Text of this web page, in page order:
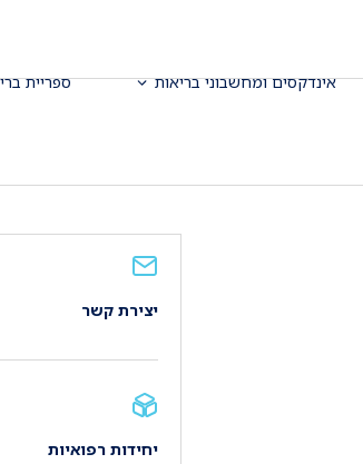
אינדקסים ומחשבוני בריאות ספריית
יצירת קשר
יחידות רפואיות